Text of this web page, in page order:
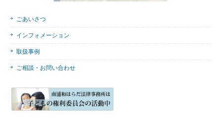
ごあいさつ
インフォメーション
取扱事例
ご相談・お問い合わせ